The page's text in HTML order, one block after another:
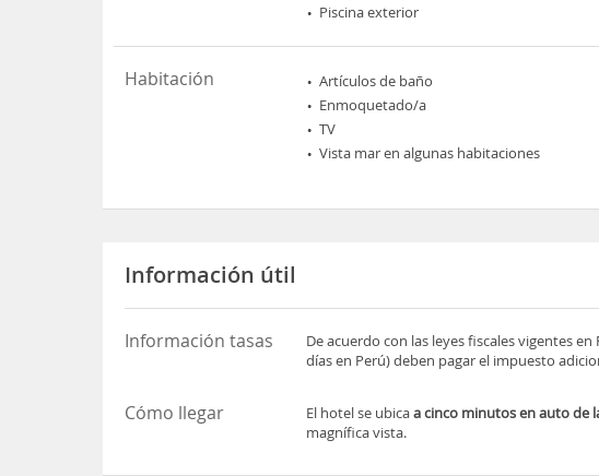
Piscina exterior
Habitación Artículos de baño
Enmoquetado/a
TV
Vista mar en algunas habitaciones
Información útil
Información tasas
De acuerdo con las leyes fiscales vigentes
días en Perú) deben pagar el impuesto
Cómo llegar El hotel se ubicaa cinco minutos en auto de
magnífica vista.